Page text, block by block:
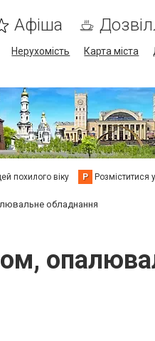
Афіша
Нерухомість Карта міста
похилого віку Р Розміститися
обладнання